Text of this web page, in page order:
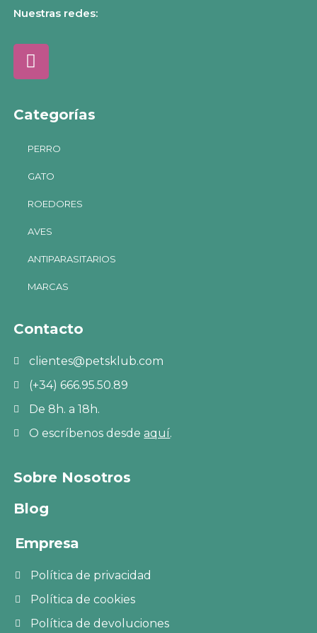
Nuestras redes:
Categorías
PERRO
GATO
ROEDORES
AVES
ANTIPARASITARIOS
MARCAS
Contacto
clientes@petsklub.com
(+34) 666.95.50.89
De 8h. a 18h.
O escríbenos desdeaquí.
Sobre Nosotros
Blog
Empresa
Política de privacidad
Política de cookies
Política de devoluciones